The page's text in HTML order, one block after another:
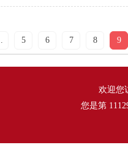
5 6 7 8 9
欢迎您
您是第